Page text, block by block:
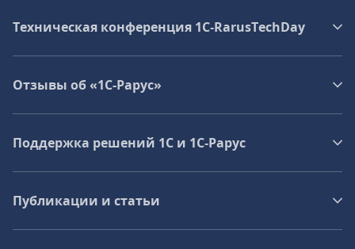
Техническая конференция 1C‑RarusTechDay
Отзывы об «1С-Рарус»
Поддержка решений 1С и 1С‑Рарус
Публикации и статьи